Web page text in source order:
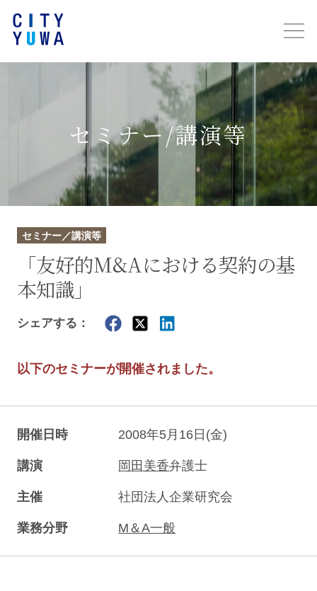
セミナー/講演等
セミナー／講演等
「友好的M&Aにおける契約の基
本知識」
シェアする：
以下のセミナーが開催されました。
開催日時 2008年5月16日(金)
講演 岡田美香弁護士
主催 社団法人企業研究会
業務分野 M＆A一般